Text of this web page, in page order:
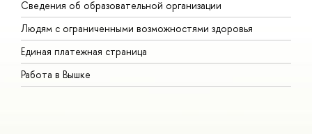
Сведения об образовательной организации
Людям с ограниченными возможностями здоровья
Единая платежная страница
Работа в Вышке